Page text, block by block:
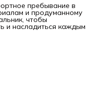
пребывание в
и продуманному
чтобы
и насладиться каждым